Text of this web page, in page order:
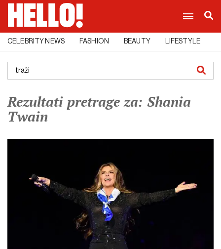
CELEBRITY NEWS FASHION BEAUTY LIFESTYLE
Rezultati pretrage za: Shania
Twain